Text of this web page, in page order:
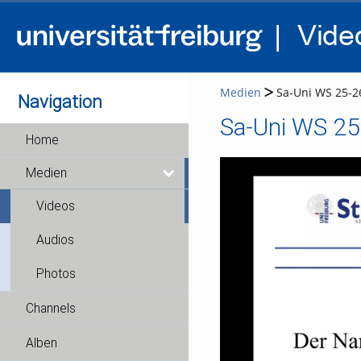
Navigation
Home
Medien
Videos
Audios
Photos
Channels
Alben
Medien Sa-Uni WS 25-
Sa-Uni WS